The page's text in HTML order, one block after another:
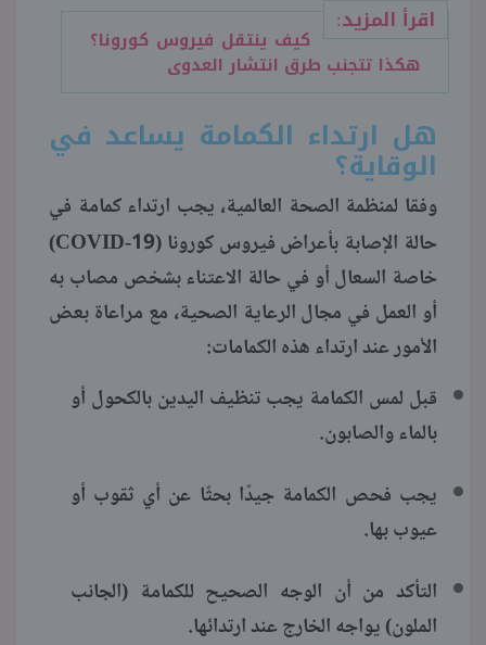
اقرأ المزيد:
كيف ينتقل فيروس كورونا؟
هكذا تتجنب طرق انتشار العدوى
هل ارتداء الكمامة يساعد في
الوقاية؟
وفقا لمنظمة الصحة العالمية، يجب ارتداء كمامة في
حالة الإصابة بأعراض فيروس كورونا (COVID-19
)
خاصة السعال أو في حالة الاعتناء بشخص مصاب به
أو العمل في مجال الرعاية الصحية، مع مراعاة بعض
الأمور عند ارتداء هذه الكمامات:
قبل لمس الكمامة يجب تنظيف اليدين بالكحول أو
بالماء والصابون.
يجب فحص الكمامة جيدًا بحثًا عن أي ثقوب أو
عيوب بها.
التأكد من أن الوجه الصحيح للكمامة (الجانب
الملون) يواجه الخارج عند ارتدائها.